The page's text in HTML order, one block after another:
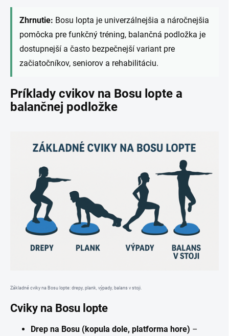
Zhrnutie: Bosu lopta je univerzálnejšia a náročnejšia
pomôcka pre funkčný tréning, balančná podložka je
dostupnejší a často bezpečnejší variant pre
začiatočníkov, seniorov a rehabilitáciu.
Príklady cvikov na Bosu lopte a
balančnej podložke
Základné cviky na Bosu lopte: drepy, plank, výpady, balans v stoji.
Cviky na Bosu lopte
Drep na Bosu (kopula dole, platforma hore) –